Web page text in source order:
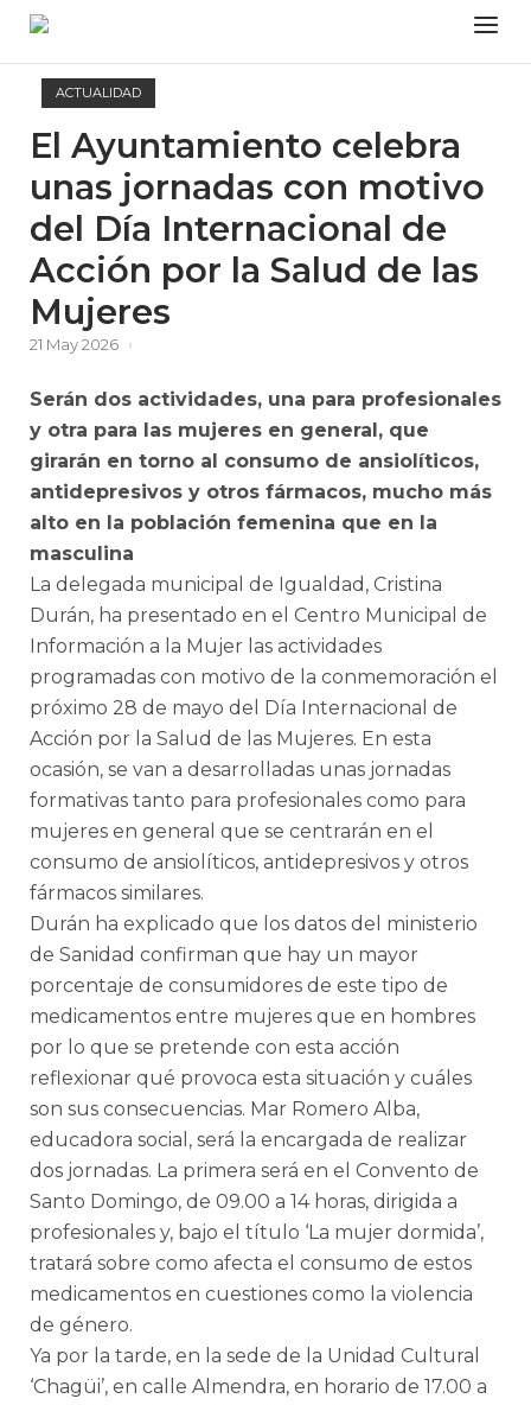
Skip
content
Menu
ACTUALIDAD
El Ayuntamiento celebra
unas jornadas con motivo
del Día Internacional de
Acción por la Salud de las
Mujeres
21 May 2026
Serán dos actividades, una para profesionales
y otra para las mujeres en general, que
girarán en torno al consumo de ansiolíticos,
antidepresivos y otros fármacos, mucho más
alto en la población femenina que en la
masculina
La delegada municipal de Igualdad, Cristina
Durán, ha presentado en el Centro Municipal de
Información a la Mujer las actividades
programadas con motivo de la conmemoración el
próximo 28 de mayo del Día Internacional de
Acción por la Salud de las Mujeres. En esta
ocasión, se van a desarrolladas unas jornadas
formativas tanto para profesionales como para
mujeres en general que se centrarán en el
consumo de ansiolíticos, antidepresivos y otros
fármacos similares.
Durán ha explicado que los datos del ministerio
de Sanidad confirman que hay un mayor
porcentaje de consumidores de este tipo de
medicamentos entre mujeres que en hombres
por lo que se pretende con esta acción
reflexionar qué provoca esta situación y cuáles
son sus consecuencias. Mar Romero Alba,
educadora social, será la encargada de realizar
dos jornadas. La primera será en el Convento de
Santo Domingo, de 09.00 a 14 horas, dirigida a
profesionales y, bajo el título ‘La mujer dormida’,
tratará sobre como afecta el consumo de estos
medicamentos en cuestiones como la violencia
de género.
Ya por la tarde, en la sede de la Unidad Cultural
‘Chagüi’, en calle Almendra, en horario de 17.00 a